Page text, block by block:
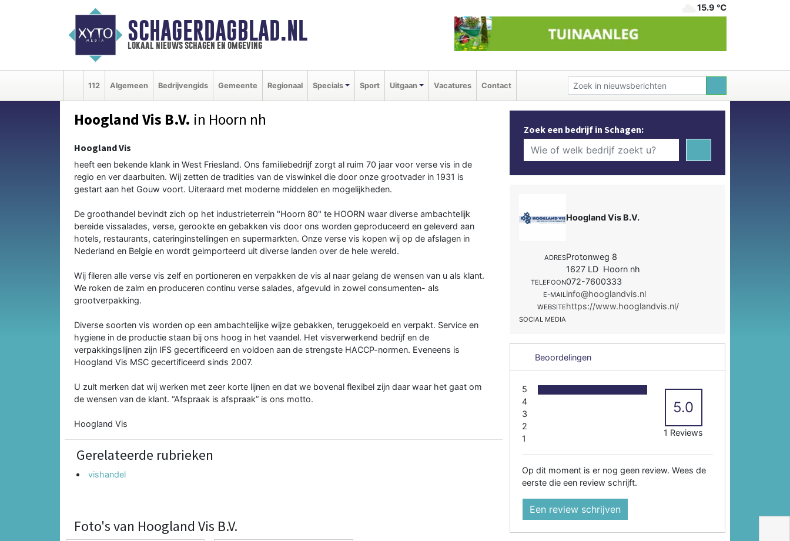
SCHAGERDAGBLAD.NL
lokaal nieuws schagen en omgeving
15.9 ℃
112 Algemeen Bedrijvengids Gemeente Regionaal Specials Sport Uitgaan Vacatures Contact
Hoogland Vis B.V. in Hoorn nh
Hoogland Vis
heeft een bekende klank in West Friesland. Ons familiebedrijf zorgt al ruim 70 jaar voor verse vis in de
regio en ver daarbuiten. Wij zetten de tradities van de viswinkel die door onze grootvader in 1931 is
gestart aan het Gouw voort. Uiteraard met moderne middelen en mogelijkheden.
De groothandel bevindt zich op het industrieterrein "Hoorn 80" te HOORN waar diverse ambachtelijk
bereide vissalades, verse, gerookte en gebakken vis door ons worden geproduceerd en geleverd aan
hotels, restaurants, cateringinstellingen en supermarkten. Onze verse vis kopen wij op de afslagen in
Nederland en Belgie en wordt geimporteerd uit diverse landen over de hele wereld.
Wij fileren alle verse vis zelf en portioneren en verpakken de vis al naar gelang de wensen van u als klant.
We roken de zalm en produceren continu verse salades, afgevuld in zowel consumenten- als
grootverpakking.
Diverse soorten vis worden op een ambachtelijke wijze gebakken, teruggekoeld en verpakt. Service en
hygiene in de productie staan bij ons hoog in het vaandel. Het visverwerkend bedrijf en de
verpakkingslijnen zijn IFS gecertificeerd en voldoen aan de strengste HACCP-normen. Eveneens is
Hoogland Vis MSC gecertificeerd sinds 2007.
U zult merken dat wij werken met zeer korte lijnen en dat we bovenal flexibel zijn daar waar het gaat om
de wensen van de klant. “Afspraak is afspraak” is ons motto.
Hoogland Vis
Gerelateerde rubrieken
vishandel
Foto's van Hoogland Vis B.V.
Zoek een bedrijf in Schagen:
Hoogland Vis B.V.
ADRESProtonweg 8
1627 LD Hoorn nh
TELEFOON072-7600333
E-MAILinfo@hooglandvis.nl
WEBSITEhttps://www.hooglandvis.nl/
SOCIAL MEDIA
Beoordelingen
5
4
3
2
1
5.0
1 Reviews
Op dit moment is er nog geen review. Wees de
eerste die een review schrijft.
Een review schrijven